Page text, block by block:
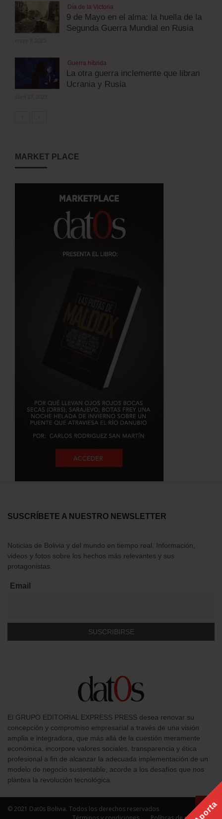
Día de la Victoria
9 de Mayo en el alma: la huella de la
Segunda Guerra Mundial en Rusia
Guerra híbrida
La otra guerra inclemente que libran
Ucrania y Rusia
MARKET PLACE
SUSCRÍBETE A NUESTRO NEWSLETTER
Noticias de Bolivia y del mundo en tiempo real. Información,
videos y fotos sobre los hechos más relevantes y sus
protagonistas.
Email
El GRUPO EDITORIAL EXPRESS PRESS desea renovar su
concepción y compromiso empresarial a través de una visión
amplia e integradora, que más allá de la cuestión meramente
económica, incorpore valores sociales, transparencia y ética
profesional a fin de alcanzar la adecuada implementación de un
modelo de negocio sustentable, acorde a los desafíos que nos
plantea la revolución tecnológica.
© 2021 Dat0s Bolivia. Todos los derechos reservados
Aporta